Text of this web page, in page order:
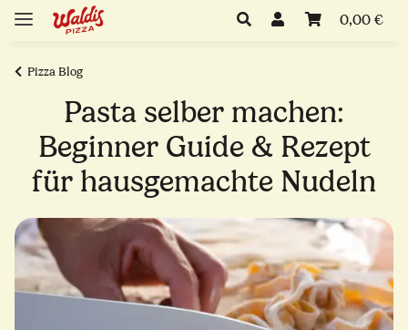
0,00 €
Pizza Blog
Pasta selber machen:
Beginner Guide & Rezept
für hausgemachte Nudeln